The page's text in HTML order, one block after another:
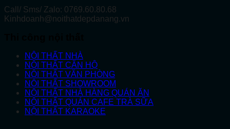
Call/ Sms/ Zalo: 0769.60.80.68
Kinhdoanh@noithatdepdanang.vn
NỘI THẤT NHÀ
NỘI THẤT CĂN HỘ
NỘI THẤT VĂN PHÒNG
NỘI THẤT SHOWROOM
NỘI THẤT NHÀ HÀNG QUÁN ĂN
NỘI THẤT QUÁN CAFE TRÀ SỮA
NỘI THẤT KARAOKE